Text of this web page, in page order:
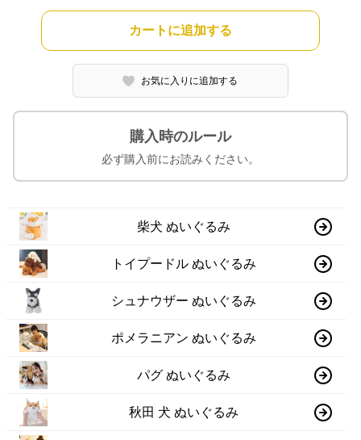
カートに追加する
お気に入りに追加する
購入時のルール
必ず購入前にお読みください。
柴犬 ぬいぐるみ
トイプードル ぬいぐるみ
シュナウザー ぬいぐるみ
ポメラニアン ぬいぐるみ
パグ ぬいぐるみ
秋田 犬 ぬいぐるみ